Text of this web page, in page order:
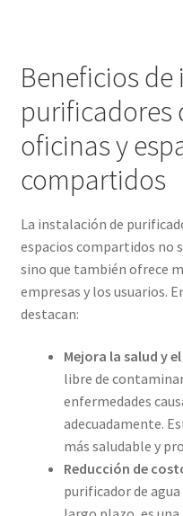
Beneficios de
purificadores
oficinas y
compartidos
La instalación de
espacios compartidos no
sino que también ofrece
empresas y los usuarios.
destacan:
Mejora la salud y
libre de
enfermedades
adecuadamente.
más saludable y
Reducción de
purificador de